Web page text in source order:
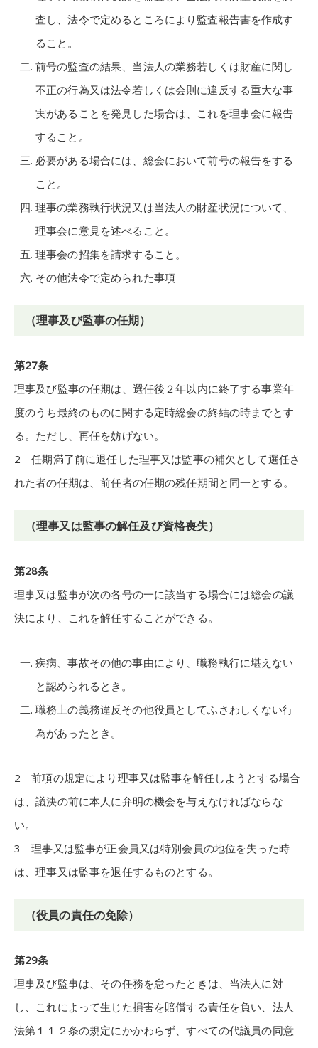
査し、法令で定めるところにより監査報告書を作成す
ること。
前号の監査の結果、当法人の業務若しくは財産に関し
不正の行為又は法令若しくは会則に違反する重大な事
実があることを発見した場合は、これを理事会に報告
すること。
必要がある場合には、総会において前号の報告をする
こと。
理事の業務執行状況又は当法人の財産状況について、
理事会に意見を述べること。
理事会の招集を請求すること。
その他法令で定められた事項
（理事及び監事の任期）
第27条
理事及び監事の任期は、選任後２年以内に終了する事業年
度のうち最終のものに関する定時総会の終結の時までとす
る。ただし、再任を妨げない。
2 任期満了前に退任した理事又は監事の補欠として選任さ
れた者の任期は、前任者の任期の残任期間と同一とする。
（理事又は監事の解任及び資格喪失）
第28条
理事又は監事が次の各号の一に該当する場合には総会の議
決により、これを解任することができる。
疾病、事故その他の事由により、職務執行に堪えない
と認められるとき。
職務上の義務違反その他役員としてふさわしくない行
為があったとき。
2 前項の規定により理事又は監事を解任しようとする場合
は、議決の前に本人に弁明の機会を与えなければならな
い。
3 理事又は監事が正会員又は特別会員の地位を失った時
は、理事又は監事を退任するものとする。
（役員の責任の免除）
第29条
理事及び監事は、その任務を怠ったときは、当法人に対
し、これによって生じた損害を賠償する責任を負い、法人
法第１１２条の規定にかかわらず、すべての代議員の同意